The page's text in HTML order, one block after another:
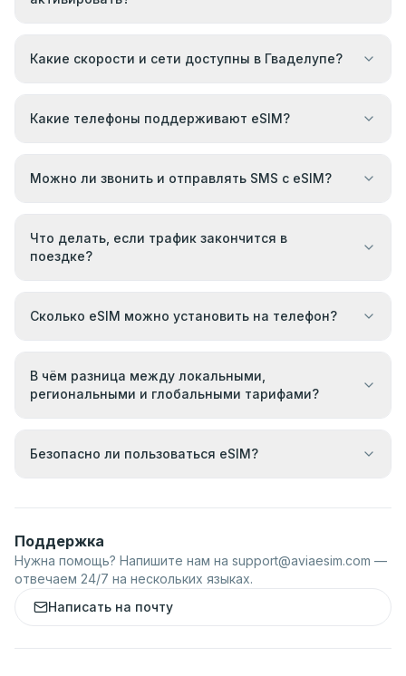
Какие скорости и сети доступны в Гваделупе?
Какие телефоны поддерживают eSIM?
Можно ли звонить и отправлять SMS с eSIM?
Что делать, если трафик закончится в
поездке?
Сколько eSIM можно установить на телефон?
В чём разница между локальными,
региональными и глобальными тарифами?
Безопасно ли пользоваться eSIM?
Поддержка
Нужна помощь? Напишите нам на support@aviaesim.com —
отвечаем 24/7 на нескольких языках.
Написать на почту